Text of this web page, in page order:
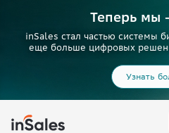
Теперь мы
inSales стал частью системы
еще больше цифровых
Узнать